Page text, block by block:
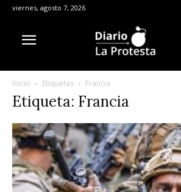
viernes, agosto 7, 2026
Inicio Etiquetas Francia
Etiqueta: Francia